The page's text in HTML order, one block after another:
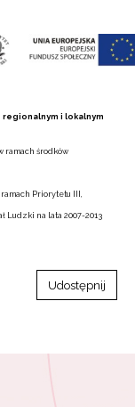
i lokalnym
ramach środków
Priorytetu III,
Ludzki na lata 2007-2013
Udostępnij